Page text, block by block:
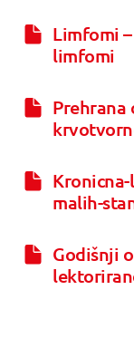
Limfomi
limfomi
Prehrana
malih-
Godišnji